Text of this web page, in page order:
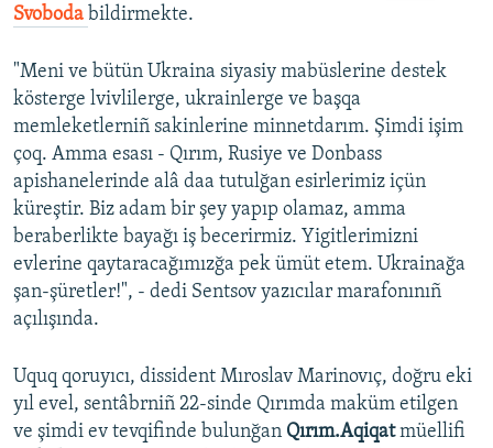
Svoboda bildirmekte.
"Meni ve bütün Ukraina siyasiy mabüslerine destek
kösterge lvivlilerge, ukrainlerge ve başqa
memleketlerniñ sakinlerine minnetdarım. Şimdi işim
çoq. Amma esası - Qırım, Rusiye ve Donbass
apishanelerinde alâ daa tutulğan esirlerimiz içün
küreştir. Biz adam bir şey yapıp olamaz, amma
beraberlikte bayağı iş becerirmiz. Yigitlerimizni
evlerine qaytaracağımızğa pek ümüt etem. Ukrainağa
şan-şüretler!", - dedi Sentsov yazıcılar marafonınıñ
açılışında.
Uquq qoruyıcı, dissident Mıroslav Marinovıç, doğru eki
yıl evel, sentâbrniñ 22-sinde Qırımda maküm etilgen
ve şimdi ev tevqifinde bulunğan Qırım.Aqiqatmüellifi